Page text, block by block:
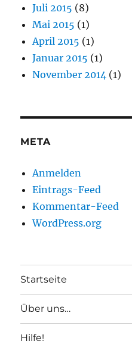
Juli 2015 (8)
Mai 2015 (1)
April 2015 (1)
Januar 2015 (1)
November 2014 (1)
META
Anmelden
Eintrags-Feed
Kommentar-Feed
WordPress.org
Startseite
Über uns…
Hilfe!